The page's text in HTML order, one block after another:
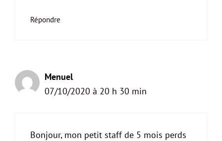
Répondre
Menuel
07/10/2020 à 20 h 30 min
Bonjour, mon petit staff de 5 mois perds